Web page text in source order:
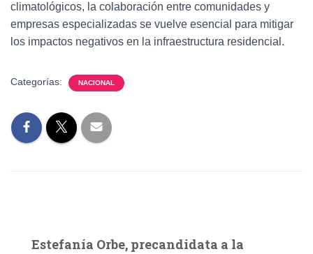
climatológicos, la colaboración entre comunidades y
empresas especializadas se vuelve esencial para mitigar
los impactos negativos en la infraestructura residencial.
Categorías: NACIONAL
Estefanía Orbe, precandidata a la